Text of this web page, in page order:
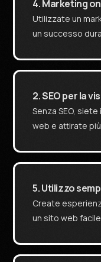
4. Marketing
Utilizzate un
un successo
2. SEO per la
Senza SEO,
web e attirate
5. Utilizzo
Create
un sito web facile